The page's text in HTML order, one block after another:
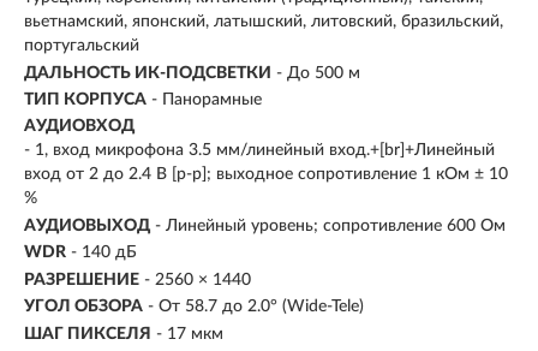
вьетнамский, японский, латышский, литовский, бразильский,
португальский
ДАЛЬНОСТЬ ИК-ПОДСВЕТКИ - До 500 м
ТИП КОРПУСА - Панорамные
АУДИОВХОД
- 1, вход микрофона 3.5 мм/линейный вход.+[br]+Линейный
вход от 2 до 2.4 В [p-p]; выходное сопротивление 1 кОм ± 10
%
АУДИОВЫХОД - Линейный уровень; сопротивление 600 Ом
WDR - 140 дБ
РАЗРЕШЕНИЕ - 2560 × 1440
УГОЛ ОБЗОРА - От 58.7 до 2.0° (Wide-Tele)
ШАГ ПИКСЕЛЯ - 17 мкм